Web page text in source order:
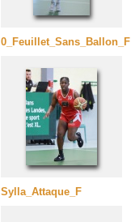
0_Feuillet_Sans_Ballon_F
Sylla_Attaque_F